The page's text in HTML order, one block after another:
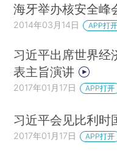
海牙举办核安全峰
2014年03月14日 APP打开
习近平出席世界经
表主旨演讲
2017年01月17日 APP打开
习近平会见比利时
2017年01月17日 APP打开